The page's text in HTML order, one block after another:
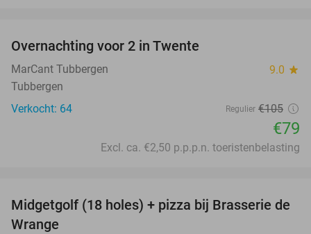
Overnachting voor 2 in Twente
MarCant Tubbergen 9.0 star
Tubbergen
Verkocht: 64
Regulier €105
€79
Excl. ca. €2,50 p.p.p.n. toeristenbelasting
37%
Midgetgolf (18 holes) + pizza bij Brasserie de
Wrange